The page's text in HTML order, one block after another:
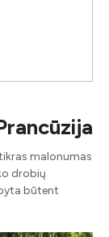
malonumas
drobių
būtent